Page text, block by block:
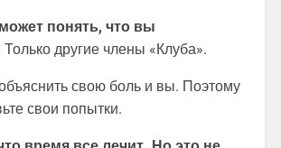
понять, что вы
Только другие члены «Клуба».
свою боль и вы. Поэтому
свои попытки.